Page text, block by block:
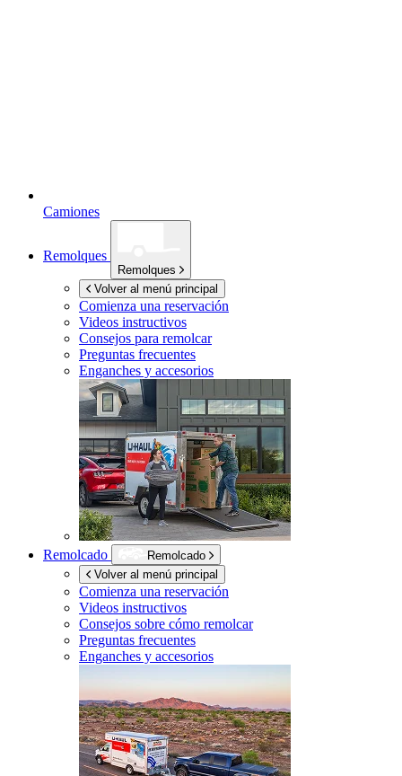
Camiones
Remolques
Remolques
Volver al menú principal
Comienza una reservación
Videos instructivos
Consejos para remolcar
Preguntas frecuentes
Enganches y accesorios
Remolcado
Remolcado
Volver al menú principal
Comienza una reservación
Videos instructivos
Consejos sobre cómo remolcar
Preguntas frecuentes
Enganches y accesorios